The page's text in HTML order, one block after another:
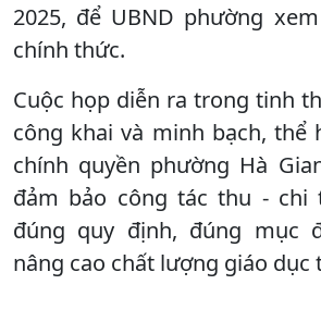
2025, để UBND phường
chính thức.
Cuộc họp diễn ra trong tinh
công khai và minh bạch, thể
chính quyền phường Hà
đảm bảo công tác thu - chi
đúng quy định, đúng mục
nâng cao chất lượng giáo dục